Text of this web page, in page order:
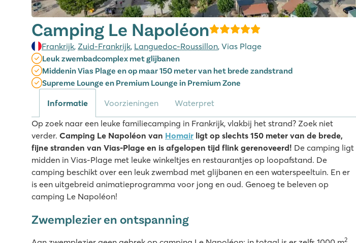
Camping Le Napoléon
Frankrijk, Zuid-Frankrijk, Languedoc-Roussillon, Vias Plage
Leuk zwembadcomplex met glijbanen
Middenin Vias Plage en op maar 150 meter van het brede zandstrand
Supreme Lounge en Premium Lounge in Premium Zone
Informatie Voorzieningen
Waterpret
Op zoek naar een leuke familiecamping in Frankrijk, vlakbij het strand? Zoek niet
verder. Camping Le Napoléon van Homair ligt op slechts 150 meter van de brede,
fijne stranden van Vias-Plage en is afgelopen tijd flink gerenoveerd! De camping ligt
midden in Vias-Plage met leuke winkeltjes en restaurantjes op loopafstand. De
camping beschikt over een leuk zwembad met glijbanen en een waterspeeltuin. En er
is een uitgebreid animatieprogramma voor jong en oud. Genoeg te beleven op
camping Le Napoléon!
Zwemplezier en ontspanning
2